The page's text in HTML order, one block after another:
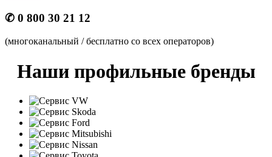
✆ 0 800 30 21 12
(многоканальный / бесплатно со всех операторов)
Наши профильные бренды